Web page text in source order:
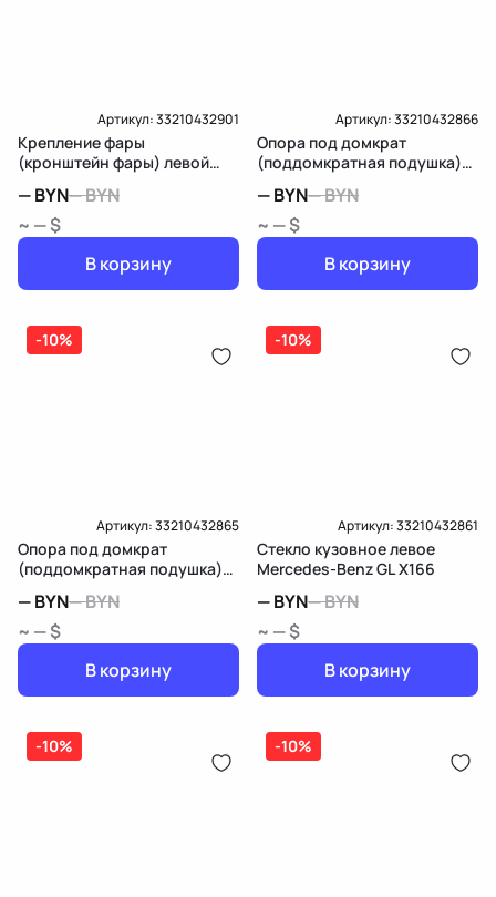
Артикул:33210432901
Крепление фары
(кронштейн фары) левой
—BYN—BYN
~ — $
В корзину
Артикул:33210432866
Опора под домкрат
(поддомкратная подушка)
X166
—BYN—BYN
~ — $
В корзину
-10%
Артикул:33210432865
Опора под домкрат
(поддомкратная подушка)
X166
—BYN—BYN
~ — $
В корзину
-10%
Артикул:33210432861
Стекло кузовное левое
Mercedes-Benz GL X166
—BYN—BYN
~ — $
В корзину
-10% -10%